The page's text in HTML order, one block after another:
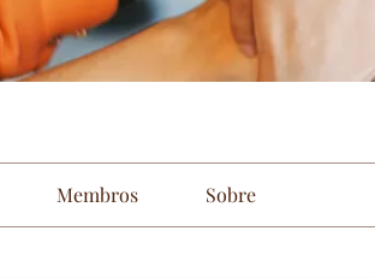
Membros Sobre